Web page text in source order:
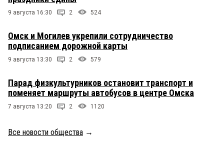
9 августа 16:30 2 524
Омск и Могилев укрепили сотрудничество
подписанием дорожной карты
9 августа 13:30 2 579
Парад физкультурников остановит транспорт и
поменяет маршруты автобусов в центре Омска
7 августа 13:20 2 1120
Все новости общества →